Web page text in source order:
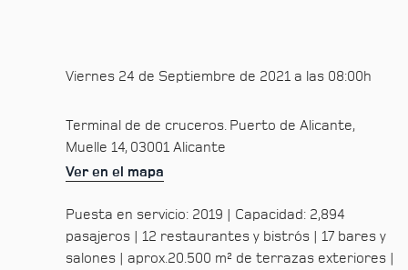
Viernes 24 de Septiembre de 2021 a las 08:00h
Terminal de de cruceros. Puerto de Alicante,
Muelle 14, 03001 Alicante
Ver en el mapa
Puesta en servicio: 2019 | Capacidad: 2,894
pasajeros | 12 restaurantes y bistrós | 17 bares y
salones | aprox.20.500 m² de terrazas exteriores |